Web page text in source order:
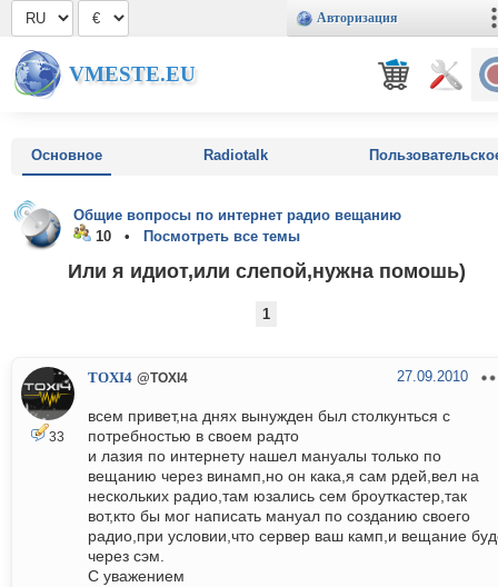
Авторизация
VMESTE.EU
Основное Radiotalk
Общие вопросы по интернет радио вещанию
10 •
Посмотреть все темы
Или я идиот,или слепой,нужна помошь)
1
33
TOXI4 @TOXI4 27.09.2010
всем привет,на днях вынужден был столкунться с
потребностью в своем радто
и лазия по интернету нашел мануалы только по
вещанию через винамп,но он кака,я сам рдей,вел на
нескольких радио,там юзались сем броуткастер,так
вот,кто бы мог написать мануал по созданию своего
радио,при условии,что сервер ваш камп,и вещание
через сэм.
С уважением